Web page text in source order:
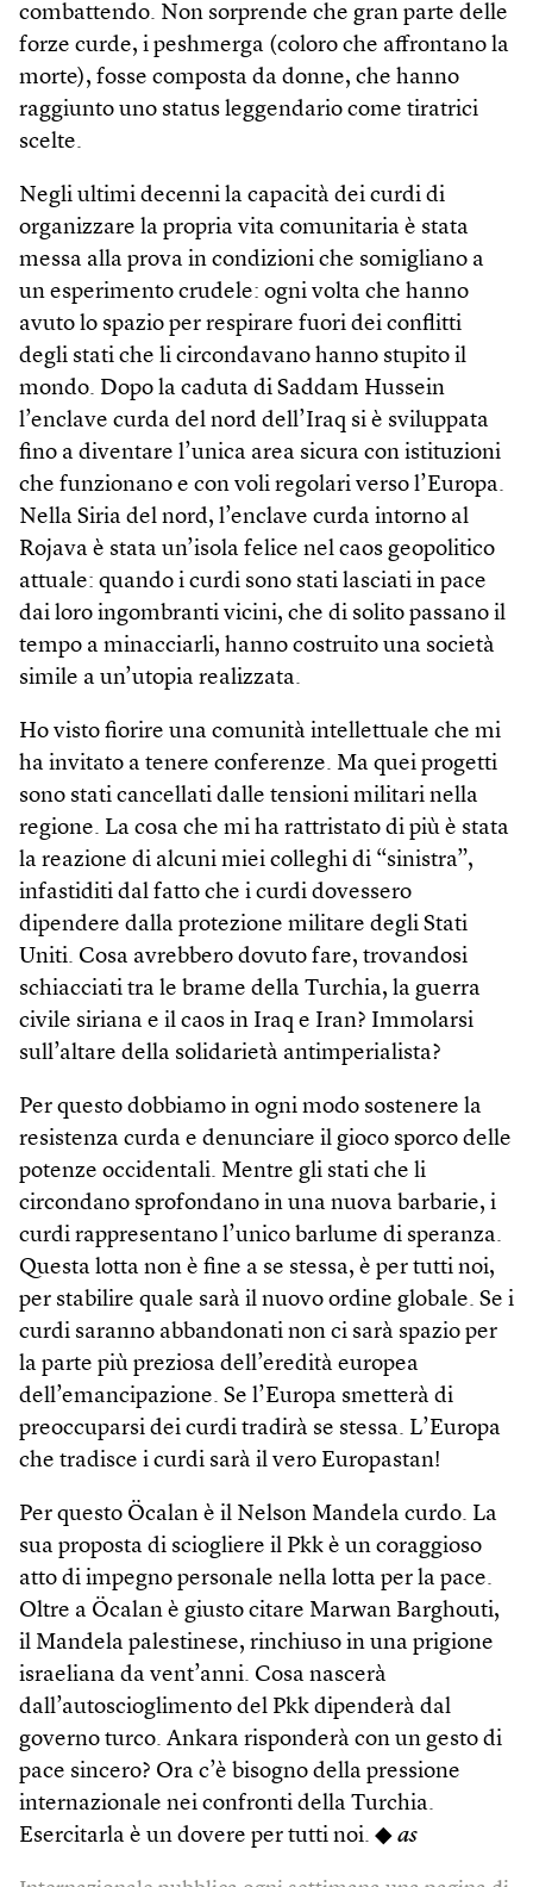
combattendo. Non sorprende che gran parte delle
forze curde, i peshmerga (coloro che affrontano la
morte), fosse composta da donne, che hanno
raggiunto uno status leggendario come tiratrici
scelte.
Negli ultimi decenni la capacità dei curdi di
organizzare la propria vita comunitaria è stata
messa alla prova in condizioni che somigliano a
un esperimento crudele: ogni volta che hanno
avuto lo spazio per respirare fuori dei conflitti
degli stati che li circondavano hanno stupito il
mondo. Dopo la caduta di Saddam Hussein
l’enclave curda del nord dell’Iraq si è sviluppata
fino a diventare l’unica area sicura con istituzioni
che funzionano e con voli regolari verso l’Europa.
Nella Siria del nord, l’enclave curda intorno al
Rojava è stata un’isola felice nel caos geopolitico
attuale: quando i curdi sono stati lasciati in pace
dai loro ingombranti vicini, che di solito passano il
tempo a minacciarli, hanno costruito una società
simile a un’utopia realizzata.
Ho visto fiorire una comunità intellettuale che mi
ha invitato a tenere conferenze. Ma quei progetti
sono stati cancellati dalle tensioni militari nella
regione. La cosa che mi ha rattristato di più è stata
la reazione di alcuni miei colleghi di “sinistra”,
infastiditi dal fatto che i curdi dovessero
dipendere dalla protezione militare degli Stati
Uniti. Cosa avrebbero dovuto fare, trovandosi
schiacciati tra le brame della Turchia, la guerra
civile siriana e il caos in Iraq e Iran? Immolarsi
sull’altare della solidarietà antimperialista?
Per questo dobbiamo in ogni modo sostenere la
resistenza curda e denunciare il gioco sporco delle
potenze occidentali. Mentre gli stati che li
circondano sprofondano in una nuova barbarie, i
curdi rappresentano l’unico barlume di speranza.
Questa lotta non è fine a se stessa, è per tutti noi,
per stabilire quale sarà il nuovo ordine globale. Se i
curdi saranno abbandonati non ci sarà spazio per
la parte più preziosa dell’eredità europea
dell’emancipazione. Se l’Europa smetterà di
preoccuparsi dei curdi tradirà se stessa. L’Europa
che tradisce i curdi sarà il vero Europastan!
Per questo Öcalan è il Nelson Mandela curdo. La
sua proposta di sciogliere il Pkk è un coraggioso
atto di impegno personale nella lotta per la pace.
Oltre a Öcalan è giusto citare Marwan Barghouti,
il Mandela palestinese, rinchiuso in una prigione
israeliana da vent’anni. Cosa nascerà
dall’autoscioglimento del Pkk dipenderà dal
governo turco. Ankara risponderà con un gesto di
pace sincero? Ora c’è bisogno della pressione
internazionale nei confronti della Turchia.
Esercitarla è un dovere per tutti noi. ◆ as